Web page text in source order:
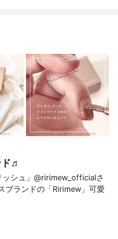
♬
ッシュ」@ririmew_officialさ
ブランドの「Ririmew」可愛